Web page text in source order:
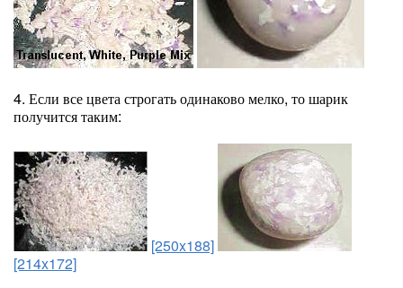
4. Если все цвета строгать одинаково мелко, то шарик
получится таким:
[250x188]
[214x172]